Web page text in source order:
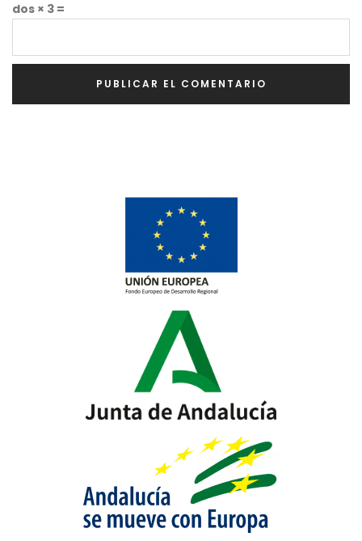
dos × 3 =